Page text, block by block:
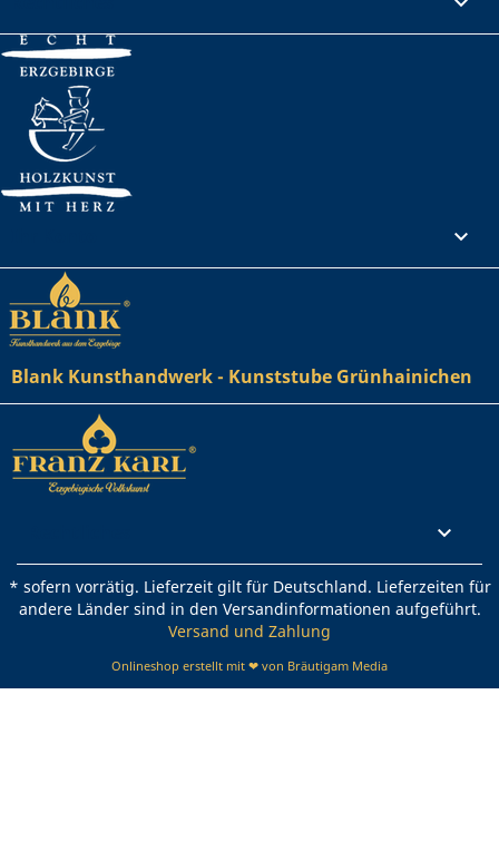

Blank Kunsthandwerk - Kunststube Grünhainichen

* sofern vorrätig. Lieferzeit gilt für Deutschland. Lieferzeiten für
andere Länder sind in den Versandinformationen aufgeführt.
Versand und Zahlung
Onlineshop erstellt mit ❤ von Bräutigam Media